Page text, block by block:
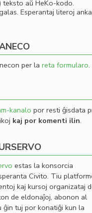
teksto aŭ HeKo-kodo.
Esperantaj literoj
per la reta formularo.
kanalo por resti ĝisdata
kaj por komenti ilin.
estas la konsorcia
Civito. Tiu
kaj kursoj organizataj
de eldonaĵoj, abonon al
ĝin tuj por konatiĝi kun la